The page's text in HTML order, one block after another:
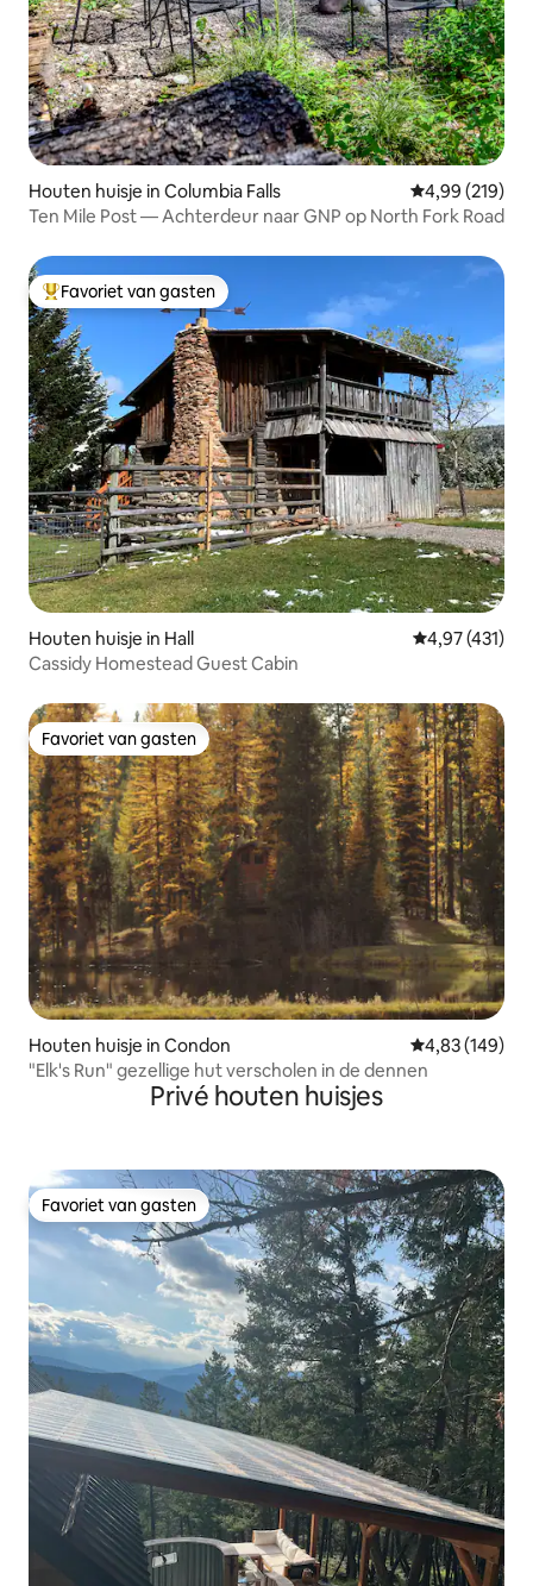
Houten huisje in Columbia Falls Gemiddelde
4,99 (219)
Ten Mile Post — Achterdeur naar GNP op North Fork Road
Topfavoriet van gasten
Favoriet van gasten
Houten huisje in Hall Gemiddelde
4,97 (431)
Cassidy Homestead Guest Cabin
Favoriet van gasten
Favoriet van gasten
Houten huisje in Condon Gemiddelde
4,83 (149)
"Elk's Run" gezellige hut verscholen in de dennen
Privé houten huisjes
Favoriet van gasten
Favoriet van gasten